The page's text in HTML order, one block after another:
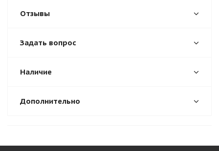
Отзывы
Задать вопрос
Наличие
Дополнительно